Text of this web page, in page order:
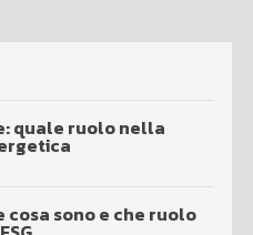
quale ruolo nella
cosa sono e che ruolo